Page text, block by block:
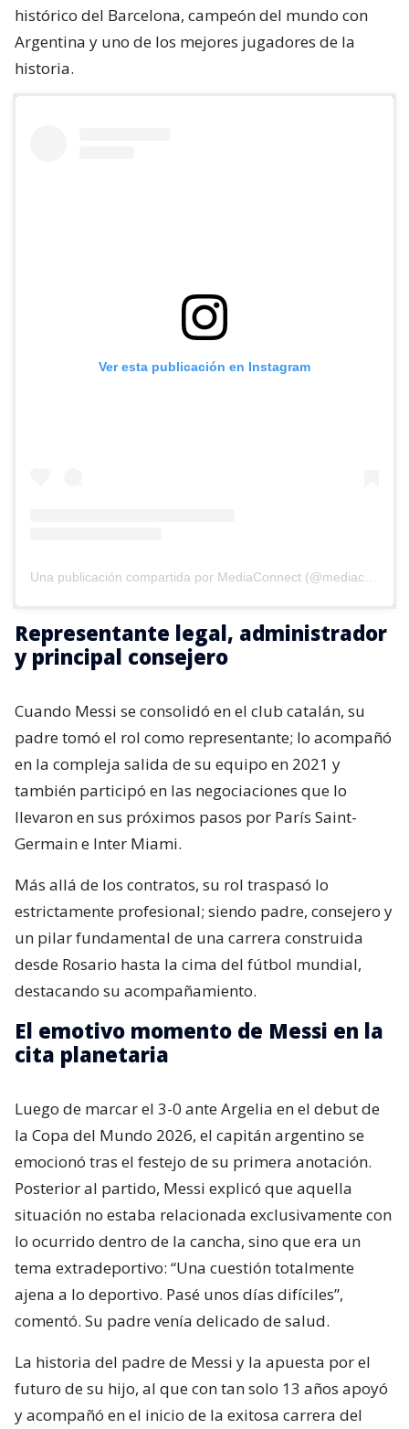
histórico del Barcelona, campeón del mundo con
Argentina y uno de los mejores jugadores de la
historia.
Ver esta publicación en Instagram
Representante legal, administrador
y principal consejero
Cuando Messi se consolidó en el club catalán, su
padre tomó el rol como representante; lo acompañó
en la compleja salida de su equipo en 2021 y
también participó en las negociaciones que lo
llevaron en sus próximos pasos por París Saint-
Germain e Inter Miami.
Más allá de los contratos, su rol traspasó lo
estrictamente profesional; siendo padre, consejero y
un pilar fundamental de una carrera construida
desde Rosario hasta la cima del fútbol mundial,
destacando su acompañamiento.
El emotivo momento de Messi en la
cita planetaria
Luego de marcar el 3-0 ante Argelia en el debut de
la Copa del Mundo 2026, el capitán argentino se
emocionó tras el festejo de su primera anotación.
Posterior al partido, Messi explicó que aquella
situación no estaba relacionada exclusivamente con
lo ocurrido dentro de la cancha, sino que era un
tema extradeportivo: “Una cuestión totalmente
ajena a lo deportivo. Pasé unos días difíciles”,
comentó. Su padre venía delicado de salud.
La historia del padre de Messi y la apuesta por el
futuro de su hijo, al que con tan solo 13 años apoyó
y acompañó en el inicio de la exitosa carrera del